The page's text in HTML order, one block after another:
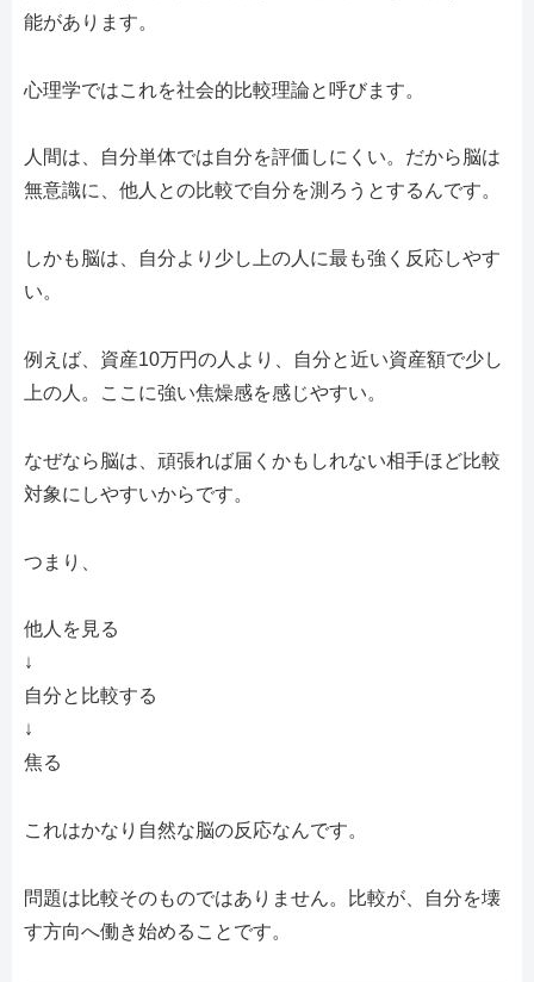
能があります。
心理学ではこれを社会的比較理論と呼びます。
人間は、自分単体では自分を評価しにくい。だから脳は
無意識に、他人との比較で自分を測ろうとするんです。
しかも脳は、自分より少し上の人に最も強く反応しやす
い。
例えば、資産10万円の人より、自分と近い資産額で少し
上の人。ここに強い焦燥感を感じやすい。
なぜなら脳は、頑張れば届くかもしれない相手ほど比較
対象にしやすいからです。
つまり、
他人を見る
↓
自分と比較する
↓
焦る
これはかなり自然な脳の反応なんです。
問題は比較そのものではありません。比較が、自分を壊
す方向へ働き始めることです。